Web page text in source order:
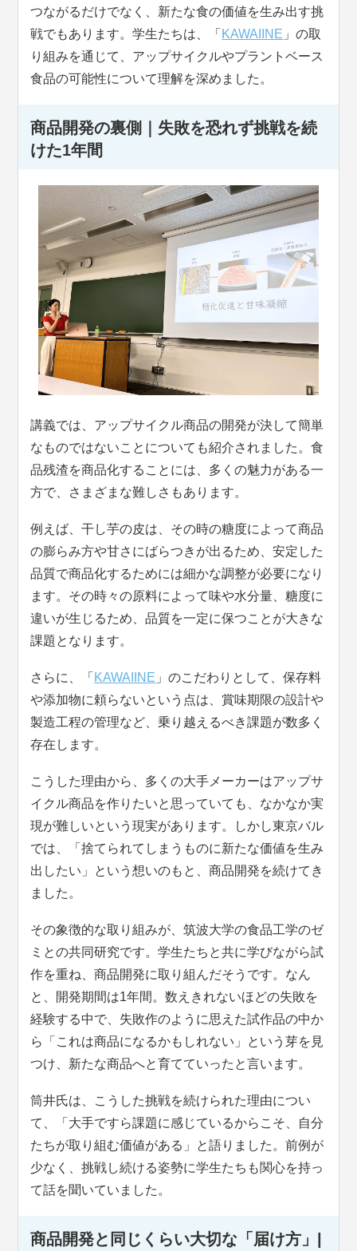
つながるだけでなく、新たな食の価値を生み出す挑
戦でもあります。学生たちは、「 KAWAIINE 」の取
り組みを通じて、アップサイクルやプラントベース
食品の可能性について理解を深めました。
商品開発の裏側｜失敗を恐れず挑戦を続
けた1年間
講義では、アップサイクル商品の開発が決して簡単
なものではないことについても紹介されました。食
品残渣を商品化することには、多くの魅力がある一
方で、さまざまな難しさもあります。
例えば、干し芋の皮は、その時の糖度によって商品
の膨らみ方や甘さにばらつきが出るため、安定した
品質で商品化するためには細かな調整が必要になり
ます。その時々の原料によって味や水分量、糖度に
違いが生じるため、品質を一定に保つことが大きな
課題となります。
さらに、「 KAWAIINE 」のこだわりとして、保存料
や添加物に頼らないという点は、賞味期限の設計や
製造工程の管理など、乗り越えるべき課題が数多く
存在します。
こうした理由から、多くの大手メーカーはアップサ
イクル商品を作りたいと思っていても、なかなか実
現が難しいという現実があります。しかし東京バル
では、「捨てられてしまうものに新たな価値を生み
出したい」という想いのもと、商品開発を続けてき
ました。
その象徴的な取り組みが、筑波大学の食品工学のゼ
ミとの共同研究です。学生たちと共に学びながら試
作を重ね、商品開発に取り組んだそうです。なん
と、開発期間は1年間。数えきれないほどの失敗を
経験する中で、失敗作のように思えた試作品の中か
ら「これは商品になるかもしれない」という芽を見
つけ、新たな商品へと育てていったと言います。
筒井氏は、こうした挑戦を続けられた理由につい
て、「大手ですら課題に感じているからこそ、自分
たちが取り組む価値がある」と語りました。前例が
少なく、挑戦し続ける姿勢に学生たちも関心を持っ
て話を聞いていました。
商品開発と同じくらい大切な「届け方」|